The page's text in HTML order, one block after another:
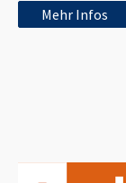
Mehr Infos